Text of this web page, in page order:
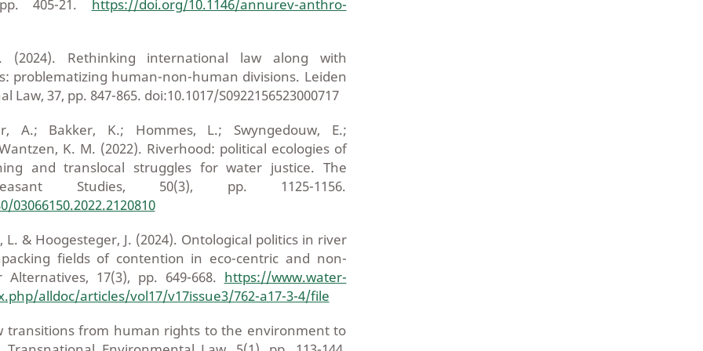
405-21. https://doi.org/10.1146/annurev-anthro-
(2024). Rethinking international law along with
problematizing human-non-human divisions. Leiden
37, pp. 847-865. doi:10.1017/S0922156523000717
A.; Bakker, K.; Hommes, L.; Swyngedouw, E.;
K. M. (2022). Riverhood: political ecologies of
and translocal struggles for water justice. The
Studies, 50(3), pp. 1125-1156.
L. & Hoogesteger, J. (2024). Ontological politics in river
fields of contention in eco-centric and non-
17(3), pp. 649-668. https://www.water-
alldoc/articles/vol17/v17issue3/762-a17-3-4/file
transitions from human rights to the environment to